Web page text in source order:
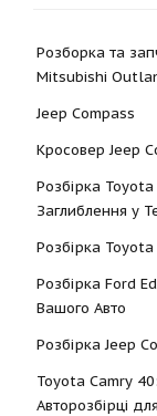
Розборка та
Mitsubishi
Jeep Compass
Кросовер Jeep
Розбірка
Заглиблення у
Розбірка
Розбірка Ford
Вашого Авто
Розбірка Jeep
Toyota Camry
Авторозбірці